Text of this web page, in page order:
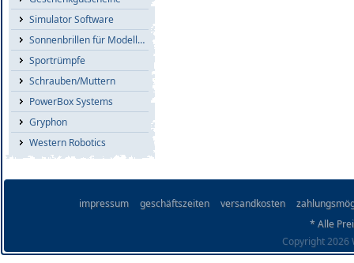
Simulator Software
Sonnenbrillen für Modellflieger
Sportrümpfe
Schrauben/Muttern
PowerBox Systems
Gryphon
Western Robotics
impressum geschäftszeiten versandkosten
* Alle
Copyright 2026